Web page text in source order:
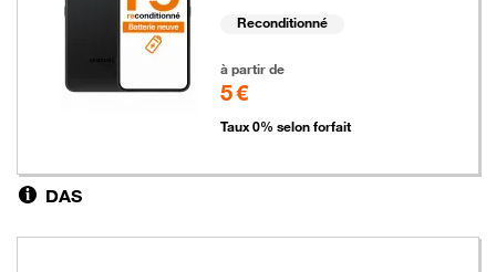
Reconditionné
à partir de
5 €
Taux 0% selon forfait
DAS